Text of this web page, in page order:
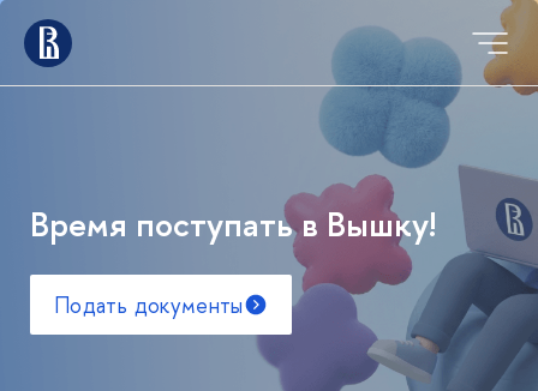
Время поступать в Вышку!
Подать документы